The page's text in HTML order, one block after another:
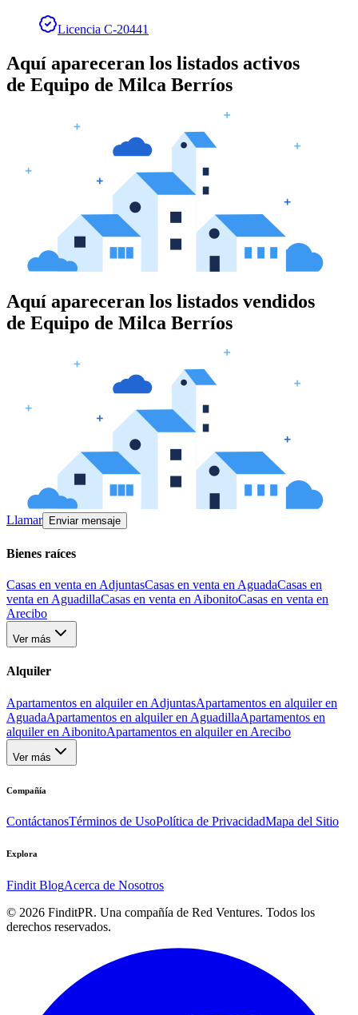
Licencia C-20441
Aquí apareceran los listados activos
de Equipo de Milca Berríos
Aquí apareceran los listados vendidos
de Equipo de Milca Berríos
Llamar Enviar mensaje
Bienes raíces
Casas en venta en AdjuntasCasas en venta en AguadaCasas en
venta en AguadillaCasas en venta en AibonitoCasas en venta en
Arecibo
Ver más
Alquiler
Apartamentos en alquiler en AdjuntasApartamentos en alquiler en
AguadaApartamentos en alquiler en AguadillaApartamentos en
alquiler en AibonitoApartamentos en alquiler en Arecibo
Ver más
Compañía
ContáctanosTérminos de UsoPolítica de PrivacidadMapa del Sitio
Explora
Findit BlogAcerca de Nosotros
© 2026 FinditPR. Una compañía de Red Ventures. Todos los
derechos reservados.